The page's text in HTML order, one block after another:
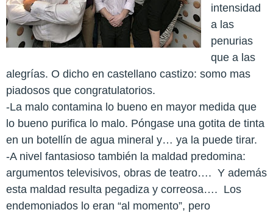
intensidad
a las
penurias
que a las
alegrías. O dicho en castellano castizo: somo mas
piadosos que congratulatorios.
-La malo contamina lo bueno en mayor medida que
lo bueno purifica lo malo. Póngase una gotita de tinta
en un botellín de agua mineral y… ya la puede tirar.
-A nivel fantasioso también la maldad predomina:
argumentos televisivos, obras de teatro…. Y además
esta maldad resulta pegadiza y correosa…. Los
endemoniados lo eran “al momento”, pero